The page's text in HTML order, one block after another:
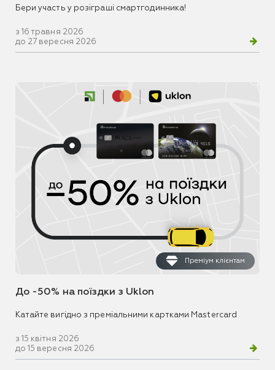
Бери участь у розіграші смартгодинника!
з 16 травня 2026
до 27 вересня 2026
Преміум клієнтам
До -50% на поїздки з Uklon
Катайте вигідно з преміальними картками Mastercard
з 15 квітня 2026
до 15 вересня 2026